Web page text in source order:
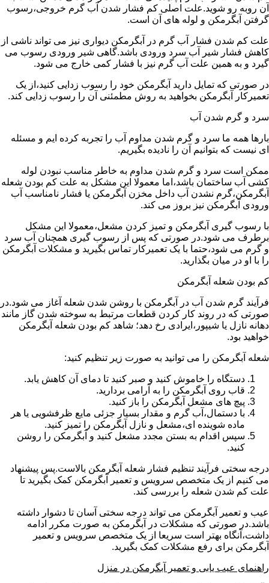
آن روبه رو شوید.علت اصلی کم فشار شدن آب گرم خروجی،رسوب
گرفتن آبگرمکن و لوله های آن است.
علت کم شدن فشار آب گرم در آبگرمکن دیواری نیز می تواند ناشی از
کاهش فشار شیر آب سرد ورودی باشد.گاهی شیر ورودی رسوب می
گیرد و به همین علت آب گرم نیز با فشار کمی خارج می شود.
در صورتی که تمایل دارید آبگرمکن خود را رسوب زدایی کنید،از یک
تعمیرکار آبگرمکن بخواهید به روش مطمئنی آن را رسوب زدایی کند.
سرد و گرم شدن آب
بارها همه ما سرد و گرم شدن مداوم آب را تجربه کرده ایم و مسئله
ای نیست که بتوانیم آن را نادیده بگیریم.
ممکن است سرد و گرم شدن مداوم به خاطر مناسب نبودن لوله
کشی آب ساختمان باشد،اما معمولا این مشکل به علت کم بودن شعله
آبگرمکن،گرم نشدن آب داخل مخزن آبگرمکن یا فشار نامناسب آب
ورودی آبگرمکن نیز بروز می کند.
با رسوب گیری آبگرمکن و تمیز کردن مشعل،معمولا این مشکل
برطرف می شود.در صورتی که پس از رسوب گیری همچنان آب سرد
و گرم می شود،حتما با یک تعمیرکار تماس بگیرید و مشکلات آبگرمکن
را با او در میان بگذارید.
کم بودن شعله آبگرمکن
فرآیند گرم شدن آب در آبگرمکن با روشن شدن شعله آغاز می شود.در
صورتی که در روند کار کردن قطعات مرتبط به سوخته شدن گاز مانند
دهانه نازل یا شیپور،ایرادی رخ دهد؛ شاهد کم بودن شعله آبگرمکن
خواهید بود.
شعله آبگرمکن را می توانید به صورت زیر تنظیم کنید:
دستگاه را خاموش کنید و صبر کنید تا دمای آن کاهش یابد.
قاب روی آبگرمکن را به آرامی بردارید.
پیچ های مشعل آبگرمکن را باز کنید.
با دستمال،آب گرم و مقدار بسیار جزئی مایع ظرفشویی یا هر
ماده شوینده ای،مشعل و نازل آبگرمکن را تمیز کنید.
سپس اقدام به بستن مجدد مشعل کنید و آبگرمکن را روشن
کنید.
درجه سختی فرآیند تنظیم فشار شعله آبگرمکن بالاست.پس پیشنهاد
می کنیم از یک متخصص سرویس و تعمیر آبگرمکن کمک بگیرید تا
علت کم شدن شعله را بررسی کند.
عیب و تعمیر آبگرمکن می تواند درجه سختی آسان تا دشوار داشته
باشد.در صورتی که مشکلات در آبگرمکن به صورت مکرر ادامه
داشت،آنگاه بهتر است سریعا از یک متخصص سرویس و تعمیر
آبگرمکن برای رفع مشکلات کمک بگیرید.
راهنمای عیب یابی و تعمیر آبگرمکن در منزل